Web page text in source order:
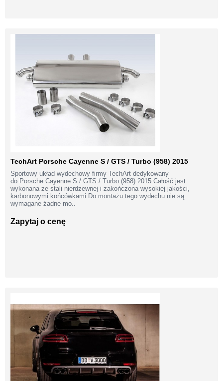
TechArt Porsche Cayenne S / GTS / Turbo (958) 2015
Sportowy układ wydechowy firmy TechArt dedykowany
do Porsche Cayenne S / GTS / Turbo (958) 2015.Całość jest
wykonana ze stali nierdzewnej i zakończona wysokiej jakości,
karbonowymi końcówkami.Do montażu tego wydechu nie są
wymagane żadne mo..
Zapytaj o cenę